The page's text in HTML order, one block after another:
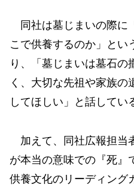
同社は墓じまいの際に
こで供養するのか」とい
り、「墓じまいは墓石の
く、大切な先祖や家族の
してほしい」と話してい
加えて、同社広報担当
が本当の意味での『死』
供養文化のリーディング